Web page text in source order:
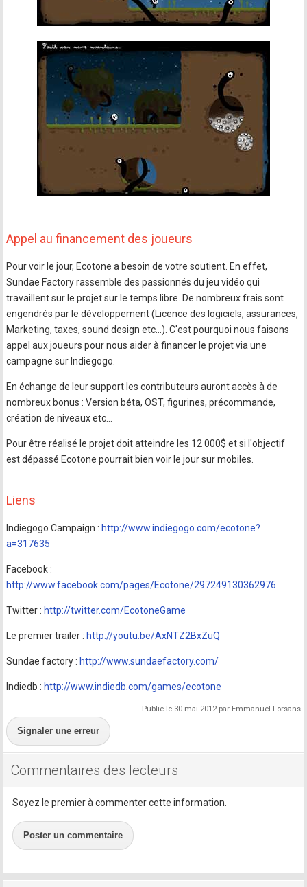
Appel au financement des joueurs
Pour voir le jour, Ecotone a besoin de votre soutient. En effet,
Sundae Factory rassemble des passionnés du jeu vidéo qui
travaillent sur le projet sur le temps libre. De nombreux frais sont
engendrés par le développement (Licence des logiciels, assurances,
Marketing, taxes, sound design etc…). C'est pourquoi nous faisons
appel aux joueurs pour nous aider à financer le projet via une
campagne sur Indiegogo.
En échange de leur support les contributeurs auront accès à de
nombreux bonus : Version béta, OST, figurines, précommande,
création de niveaux etc…
Pour être réalisé le projet doit atteindre les 12 000$ et si l'objectif
est dépassé Ecotone pourrait bien voir le jour sur mobiles.
Liens
Indiegogo Campaign : http://www.indiegogo.com/ecotone?
a=317635
Facebook :
http://www.facebook.com/pages/Ecotone/297249130362976
Twitter : http://twitter.com/EcotoneGame
Le premier trailer : http://youtu.be/AxNTZ2BxZuQ
Sundae factory : http://www.sundaefactory.com/
Indiedb : http://www.indiedb.com/games/ecotone
Publié le 30 mai 2012 par Emmanuel Forsans
Signaler une erreur
Commentaires des lecteurs
Soyez le premier à commenter cette information.
Poster un commentaire